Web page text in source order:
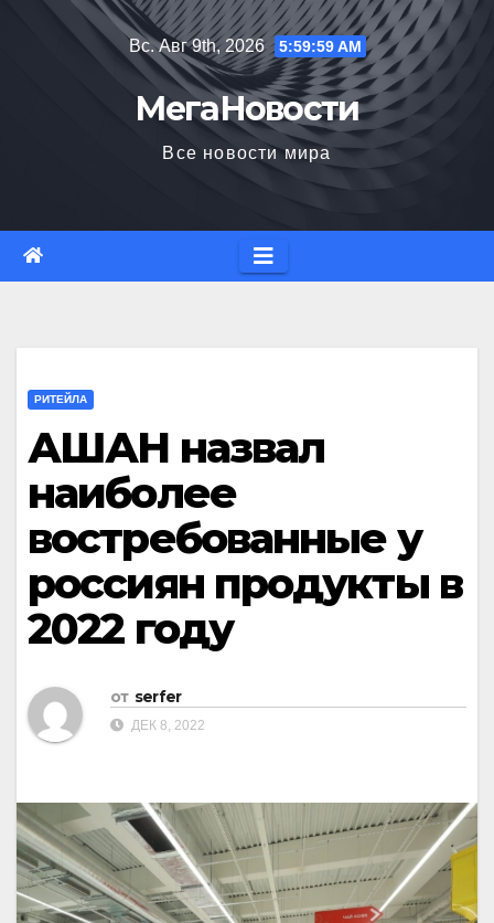
Вс. Авг 9th, 2026 6:00:00 AM
МегаНовости
Все новости мира
РИТЕЙЛА
АШАН назвал
наиболее
востребованные у
россиян продукты в
2022 году
от serfer
ДЕК 8, 2022